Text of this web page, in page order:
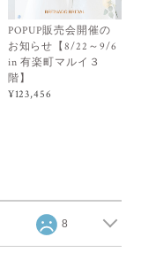
POPUP販売会開催の
お知らせ【8/22～9/6
in 有楽町マルイ３
階】
¥123,456
8